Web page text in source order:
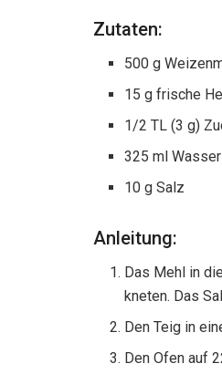
Zutaten:
500 g
15 g frische
1/2 TL (3 g)
325 ml Wasser
10 g Salz
Anleitung:
Das Mehl in
kneten. Das
Den Teig in
Den Ofen auf